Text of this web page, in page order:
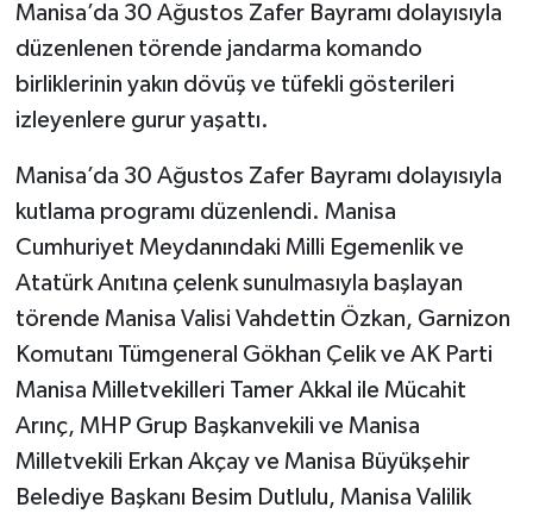
Manisa’da 30 Ağustos Zafer Bayramı dolayısıyla
düzenlenen törende jandarma komando
birliklerinin yakın dövüş ve tüfekli gösterileri
izleyenlere gurur yaşattı.
Manisa’da 30 Ağustos Zafer Bayramı dolayısıyla
kutlama programı düzenlendi. Manisa
Cumhuriyet Meydanındaki Milli Egemenlik ve
Atatürk Anıtına çelenk sunulmasıyla başlayan
törende Manisa Valisi Vahdettin Özkan, Garnizon
Komutanı Tümgeneral Gökhan Çelik ve AK Parti
Manisa Milletvekilleri Tamer Akkal ile Mücahit
Arınç, MHP Grup Başkanvekili ve Manisa
Milletvekili Erkan Akçay ve Manisa Büyükşehir
Belediye Başkanı Besim Dutlulu, Manisa Valilik